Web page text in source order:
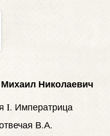
Николаевич
I. Императрица
В.А.